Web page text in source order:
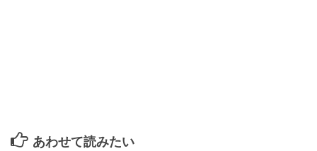
あわせて読みたい